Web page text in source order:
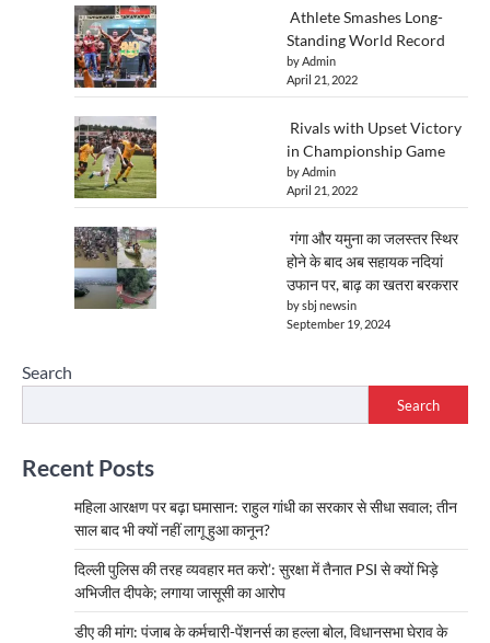
Athlete Smashes Long-
Standing World Record
by Admin
April 21, 2022
Rivals with Upset Victory
in Championship Game
by Admin
April 21, 2022
गंगा और यमुना का जलस्तर स्थिर
होने के बाद अब सहायक नदियां
उफान पर, बाढ़ का खतरा बरकरार
by sbj newsin
September 19, 2024
Search
Search
Recent Posts
महिला आरक्षण पर बढ़ा घमासान: राहुल गांधी का सरकार से सीधा सवाल; तीन
साल बाद भी क्यों नहीं लागू हुआ कानून?
दिल्ली पुलिस की तरह व्यवहार मत करो’: सुरक्षा में तैनात PSI से क्यों भिड़े
अभिजीत दीपके; लगाया जासूसी का आरोप
डीए की मांग: पंजाब के कर्मचारी-पेंशनर्स का हल्ला बोल, विधानसभा घेराव के